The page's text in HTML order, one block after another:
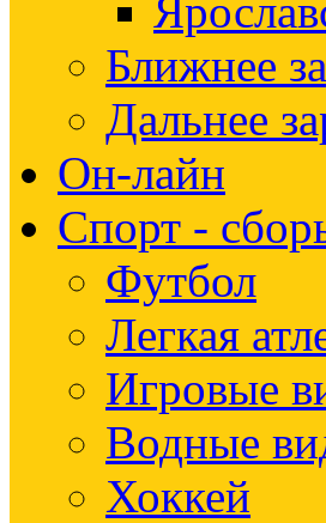
Ближнее
Дальнее
Он-лайн
Спорт -
Футбол
Легкая
Игровые
Водные
Хоккей